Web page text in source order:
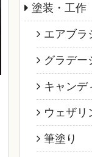
塗装・工作
エアブラ
グラデー
キャンデ
ウェザリ
筆塗り